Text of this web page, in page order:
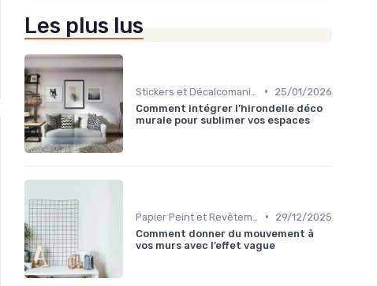
Les plus lus
•
25/01/2026
Comment intégrer l’hirondelle déco
murale pour sublimer vos espaces
•
29/12/2025
Comment donner du mouvement à
vos murs avec l’effet vague